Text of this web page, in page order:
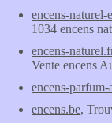
encens-naturel-
1034 encens
encens-
Vente encens
encens-
encens.be,